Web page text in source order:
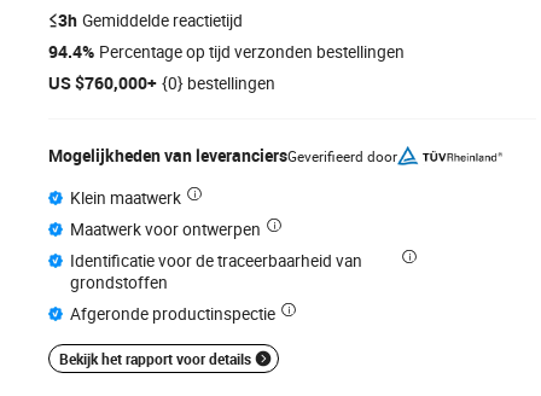
≤3h Gemiddelde reactietijd
94.4% Percentage op tijd verzonden bestellingen
US $760,000+ {0} bestellingen
Mogelijkheden van leveranciersGeverifieerd door
Klein maatwerk
Maatwerk voor ontwerpen
Identificatie voor de traceerbaarheid van
grondstoffen
Afgeronde productinspectie
Bekijk het rapport voor details